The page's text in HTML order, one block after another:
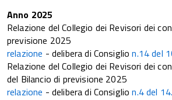
Anno 2025
Relazione del Collegio dei Revisori dei
previsione 2025
relazione - delibera di Consiglion.14 del
Relazione del Collegio dei Revisori dei
del Bilancio di previsione 2025
relazione - delibera di Consiglion.4 del